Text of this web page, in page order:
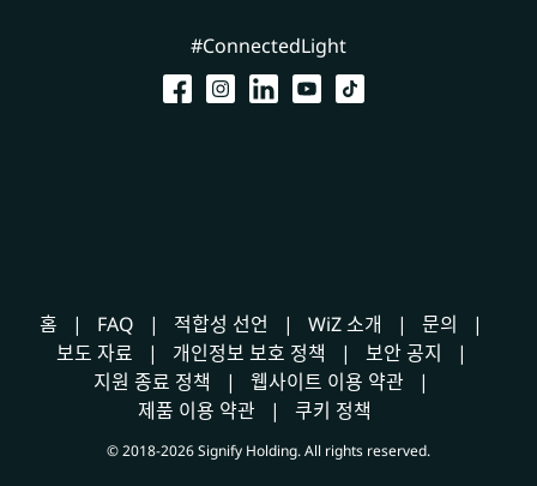
#ConnectedLight
홈 FAQ 적합성 선언 WiZ 소개
문의
보도 자료
개인정보 보호 정책
보안 공지
지원 종료 정책
웹사이트 이용 약관
제품 이용 약관
쿠키 정책
© 2018-2026 Signify Holding. All rights reserved.